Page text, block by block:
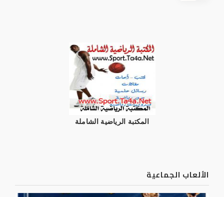
المكتبة الرياضية الشاملة
الألعاب الجماعية